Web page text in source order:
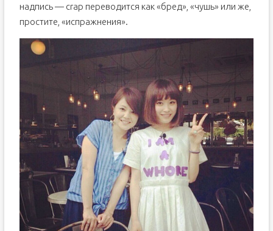
надпись — crap переводится как «бред», «чушь» или же,
простите, «испражнения».